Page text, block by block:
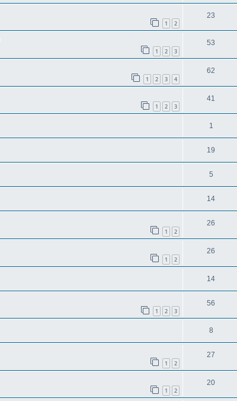
1 2
23
1 2 3
53
1 2 3 4
62
1 2 3
41
1
19
5
14
1 2
26
1 2
26
14
1 2 3
56
8
1 2
27
1 2
20